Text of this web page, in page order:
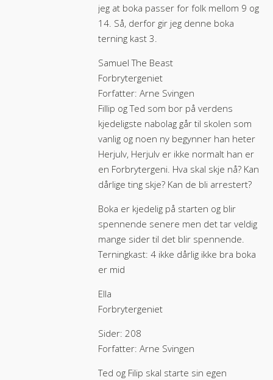
jeg at boka passer for folk mellom 9 og
14. Så, derfor gir jeg denne boka
terning kast 3.
Samuel The Beast
Forbrytergeniet
Forfatter: Arne Svingen
Fillip og Ted som bor på verdens
kjedeligste nabolag går til skolen som
vanlig og noen ny begynner han heter
Herjulv, Herjulv er ikke normalt han er
en Forbrytergeni. Hva skal skje nå? Kan
dårlige ting skje? Kan de bli arrestert?
Boka er kjedelig på starten og blir
spennende senere men det tar veldig
mange sider til det blir spennende.
Terningkast: 4 ikke dårlig ikke bra boka
er mid
Ella
Forbrytergeniet
Sider: 208
Forfatter: Arne Svingen
Ted og Filip skal starte sin egen